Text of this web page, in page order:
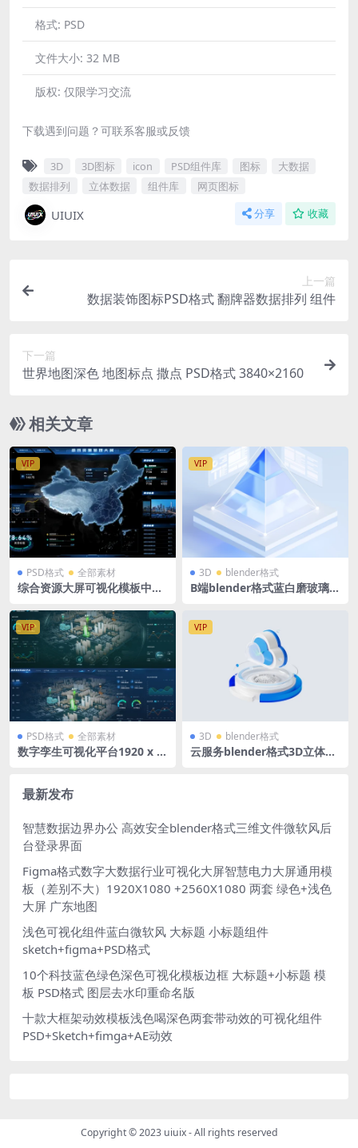
格式: PSD
文件大小: 32 MB
版权: 仅限学习交流
下载遇到问题？可联系客服或反馈
3D 3D图标 icon PSD组件库 图标
大数据
数据排列
立体数据 组件库 网页图标
UIUIX 分享 收藏
上一篇
数据装饰图标PSD格式 翻牌器数据排列 组件
下一篇
世界地图深色 地图标点 撒点 PSD格式 3840×2160
相关文章
VIP
PSD格式 全部素材
综合资源大屏可视化模板中国
080 PSD格式
VIP
3D blender格式
B端blender格式蓝白磨玻璃微
VIP
PSD格式 全部素材
数字孪生可视化平台1920 x 8
VIP
3D blender格式
云服务blender格式3D立体图
最新发布
智慧数据边界办公 高效安全blender格式三维文件微软风后
台登录界面
Figma格式数字大数据行业可视化大屏智慧电力大屏通用模
板（差别不大）1920X1080 +2560X1080 两套 绿色+浅色
大屏 广东地图
浅色可视化组件蓝白微软风 大标题 小标题组件
sketch+figma+PSD格式
10个科技蓝色绿色深色可视化模板边框 大标题+小标题 模
板 PSD格式 图层去水印重命名版
十款大框架动效模板浅色喝深色两套带动效的可视化组件
PSD+Sketch+fimga+AE动效
Copyright © 2023 uiuix- All rights reserved